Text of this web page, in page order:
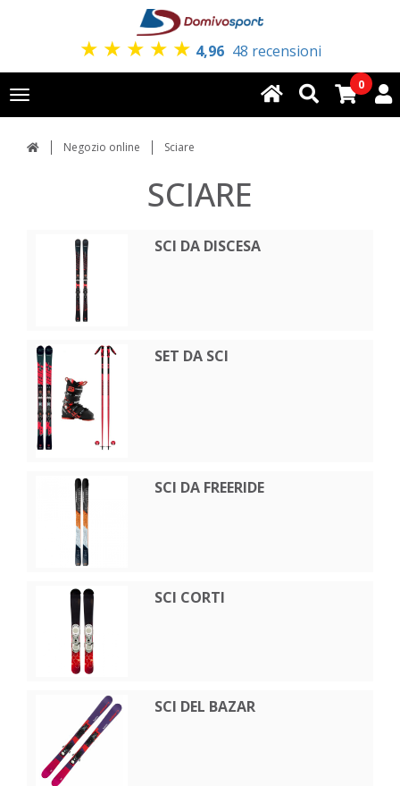
★ ★ ★ ★ ★ 4,96 48 recensioni
Toggle
navigation
0
Negozio online Sciare
SCIARE
SCI DA DISCESA
SET DA SCI
SCI DA FREERIDE
SCI CORTI
SCI DEL BAZAR